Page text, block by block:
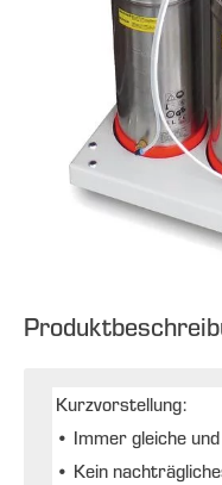
Kurzvorstellung:
• Immer gleiche
• Kein